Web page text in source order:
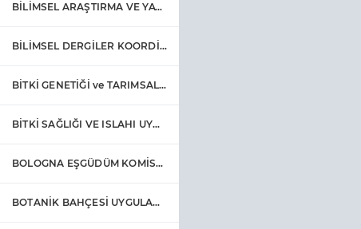
BİLİMSEL ARAŞTIRMA VE YAYIN ETİK KURULU
BİLİMSEL DERGİLER KOORDİNATÖRLÜĞÜ
BİTKİ GENETİĞİ ve TARIMSAL BİYOTEKNOLOJİ UYGULAMA ve ARAŞTIRMA MERKEZİ
BİTKİ SAĞLIĞI VE ISLAHI UYGULAMA VE ARAŞTIRMA MERKEZİ
BOLOGNA EŞGÜDÜM KOMİSYONU
BOTANİK BAHÇESİ UYGULAMA VE ARAŞTIRMA MERKEZİ